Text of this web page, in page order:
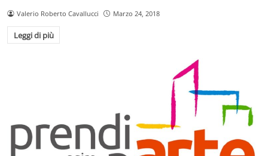
Valerio Roberto Cavallucci Marzo 24, 2018
Leggi di più